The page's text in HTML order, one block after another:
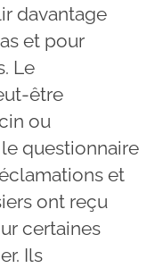
davantage
et pour
Le
être
ou
questionnaire
et
ont reçu
certaines
Ils